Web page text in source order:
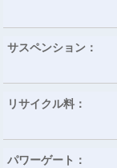
サスペンション：
リサイクル料：
パワーゲート：